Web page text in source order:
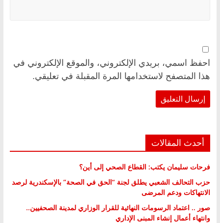
احفظ اسمي، بريدي الإلكتروني، والموقع الإلكتروني في
هذا المتصفح لاستخدامها المرة المقبلة في تعليقي.
أحدث المقالات
فرحات سليمان يكتب: القطاع الصحي إلى أين؟
حزب التحالف الشعبي يطلق لجنة “الحق في الصحة” بالإسكندرية لرصد
الانتهاكات ودعم المرضى
صور .. اعتماد الرسومات النهائية للقرار الوزاري لمدينة الصحفيين..
وانتهاء أعمال إنشاء المبنى الإداري